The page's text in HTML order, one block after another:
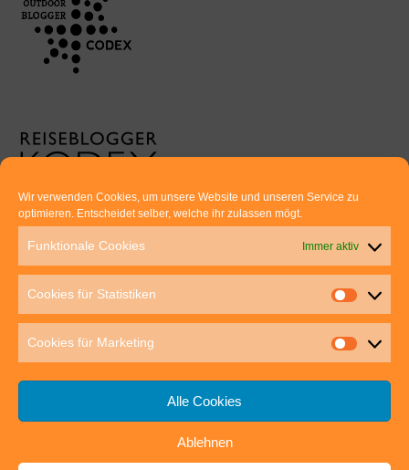
Wir verwenden Cookies, um unsere Website und unseren Service zu
optimieren. Entscheidet selber, welche ihr zulassen mögt.
Funktionale Cookies Immer aktiv
Cookies für Statistiken
Cookies für Marketing
Alle Cookies
Ablehnen
Euer direkter Draht zu uns:
Thomas Rathay und Silke Rommel
70563 Stuttgart
post@outdoor-hochgenuss.de
IMPRESSUM DATENSCHUTZ